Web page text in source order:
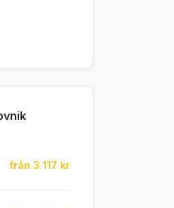
från 3 117 kr